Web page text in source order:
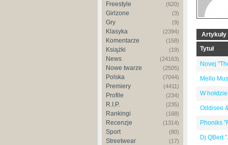
Freestyle (620)
Girlzone (3)
Gry (9)
Klasyka (2394)
Komentarze (158)
Książki (19)
News (24163)
Nowe twarze (2505)
Polska (7044)
Premiery (4411)
Profile (234)
R.I.P. (235)
Rankingi (168)
Recenzje (1314)
Sport (80)
Streetwear (17)
Artykuły
Tytuł
Novej
Mello
W
Oddisee
Phoniks
Dj QBert